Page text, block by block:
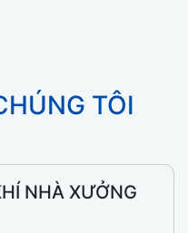
TÔI
NHÀ XƯỞNG